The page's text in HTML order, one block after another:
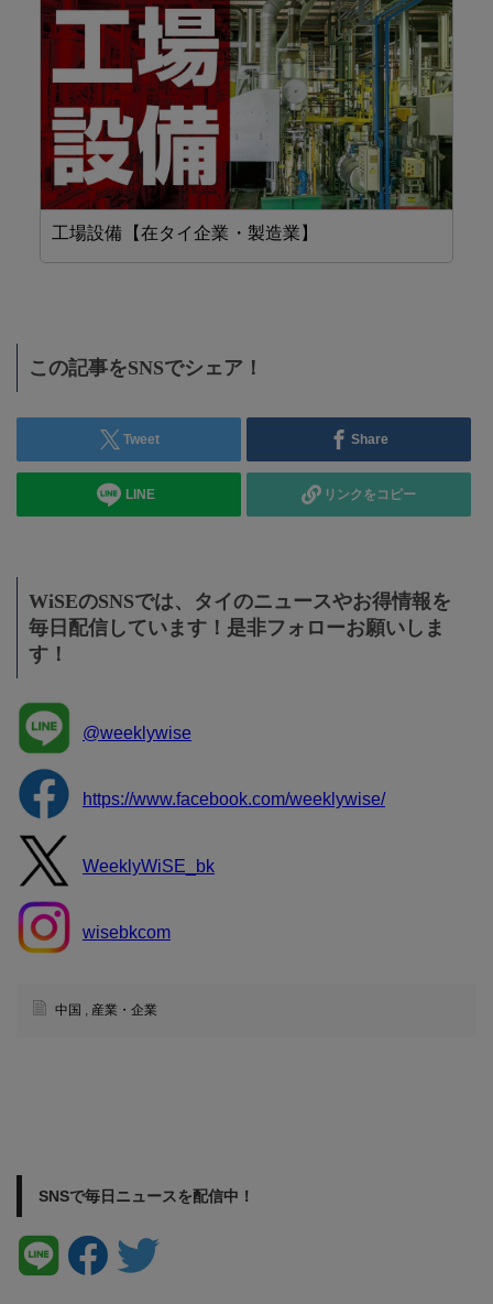
精密加工【在タイ企業・製造業】
この記事をSNSでシェア！
Tweet Share
LINE リンクをコピー
WiSEのSNSでは、タイのニュースやお得情報を
毎日配信しています！是非フォローお願いしま
す！
@weeklywise
https://www.facebook.com/weeklywise/
WeeklyWiSE_bk
wisebkcom
中国 , 産業・企業
SNSで毎日ニュースを配信中！